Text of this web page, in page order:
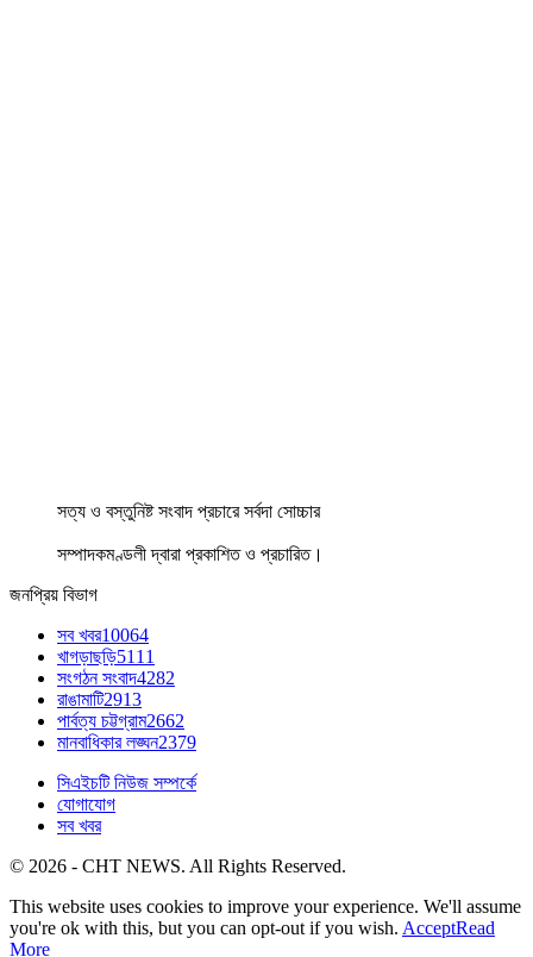
সত্য ও বস্তুনিষ্ট সংবাদ প্রচারে সর্বদা সোচ্চার
সম্পাদকমণ্ডলী দ্বারা প্রকাশিত ও প্রচারিত।
জনপ্রিয় বিভাগ
সব খবর10064
খাগড়াছড়ি5111
সংগঠন সংবাদ4282
রাঙামাটি2913
পার্বত্য চট্টগ্রাম2662
মানবাধিকার লঙ্ঘন2379
সিএইচটি নিউজ সম্পর্কে
যোগাযোগ
সব খবর
© 2026 - CHT NEWS. All Rights Reserved.
This website uses cookies to improve your experience. We'll assume
you're ok with this, but you can opt-out if you wish. AcceptRead
More